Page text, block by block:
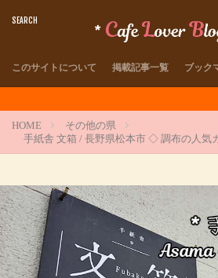
このサイトについて 掲載記事一覧 ブック
HOME
その他の県
手紙舎 文箱 / 長野県松本市 ◇ 調布の人気